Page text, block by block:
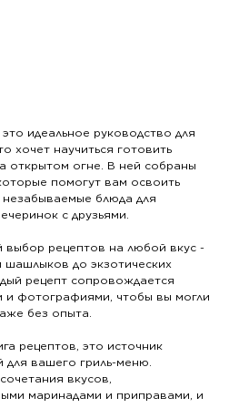
идеальное руководство для
хочет научиться готовить
открытом огне. В ней собраны
помогут вам освоить
незабываемые блюда для
с друзьями.
выбор рецептов на любой вкус -
шашлыков до экзотических
рецепт сопровождается
и фотографиями, чтобы вы могли
без опыта.
рецептов, это источник
вашего гриль-меню.
вкусов,
маринадами и приправами, и